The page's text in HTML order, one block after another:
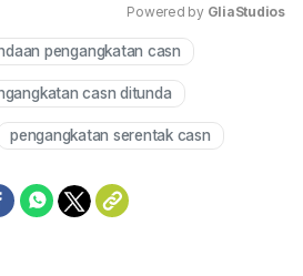
Powered by GliaStudios
pengangkatan casn
casn ditunda
pengangkatan serentak casn